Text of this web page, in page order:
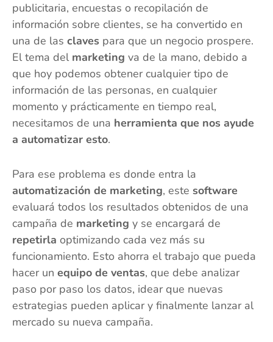
publicitaria, encuestas o recopilación de
información sobre clientes, se ha convertido en
una de las claves para que un negocio prospere.
El tema del marketing va de la mano, debido a
que hoy podemos obtener cualquier tipo de
información de las personas, en cualquier
momento y prácticamente en tiempo real,
necesitamos de una herramienta que nos ayude
a automatizar esto.
Para ese problema es donde entra la
automatización de marketing, este software
evaluará todos los resultados obtenidos de una
campaña de marketing y se encargará de
repetirla optimizando cada vez más su
funcionamiento. Esto ahorra el trabajo que pueda
hacer un equipo de ventas, que debe analizar
paso por paso los datos, idear que nuevas
estrategias pueden aplicar y finalmente lanzar al
mercado su nueva campaña.